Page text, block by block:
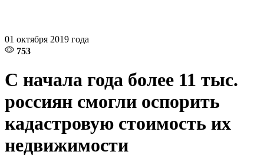
01 октября 2019 года
753
С начала года более 11 тыс.
россиян смогли оспорить
кадастровую стоимость их
недвижимости